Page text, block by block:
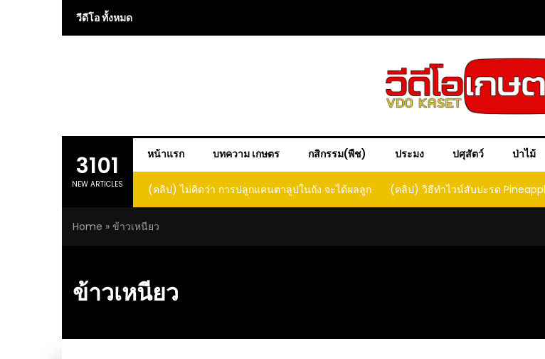
วีดีโอ ทั้งหมด
3101
NEW ARTICLES
หน้าแรก บทความ เกษตร กสิกรรม(พืช) ประมง ปศุสัตว์ ป่าไม้
(คลิป) ไม่คิดว่า การปลูกแคนตาลูปในถัง จะได้ผลลูก
โตและหวานขนาดนี้ I didn’t expect that
growing cantaloupe in a barrel would yield
(คลิป) วิธีทำไวน์สับปะรด
Home » ข้าวเหนียว
ข้าวเหนียว